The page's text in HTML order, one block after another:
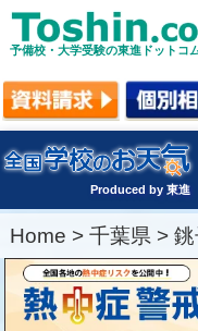
予備校・大学受験の東進ドットコ
Produced by 東進
Home > 千葉県 >